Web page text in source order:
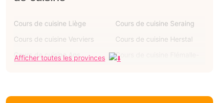
Cours de cuisine Liège
Cours de cuisine Seraing
Cours de cuisine Verviers
Cours de cuisine Herstal
Cours de cuisine Ans
Cours de cuisine Flémalle-
Afficher toutes les provinces